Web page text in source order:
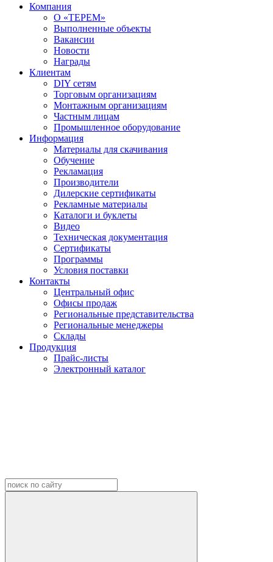
Компания
О «ТЕРЕМ»
Выполненные объекты
Вакансии
Новости
Награды
Клиентам
DIY сетям
Торговым организациям
Монтажным организациям
Частным лицам
Промышленное оборудование
Информация
Материалы для скачивания
Обучение
Рекламация
Производители
Дилерские сертификаты
Рекламные материалы
Каталоги и буклеты
Видео
Техническая документация
Сертификаты
Программы
Условия поставки
Контакты
Центральный офис
Офисы продаж
Региональные представительства
Региональные менеджеры
Склады
Продукция
Прайс-листы
Электронный каталог